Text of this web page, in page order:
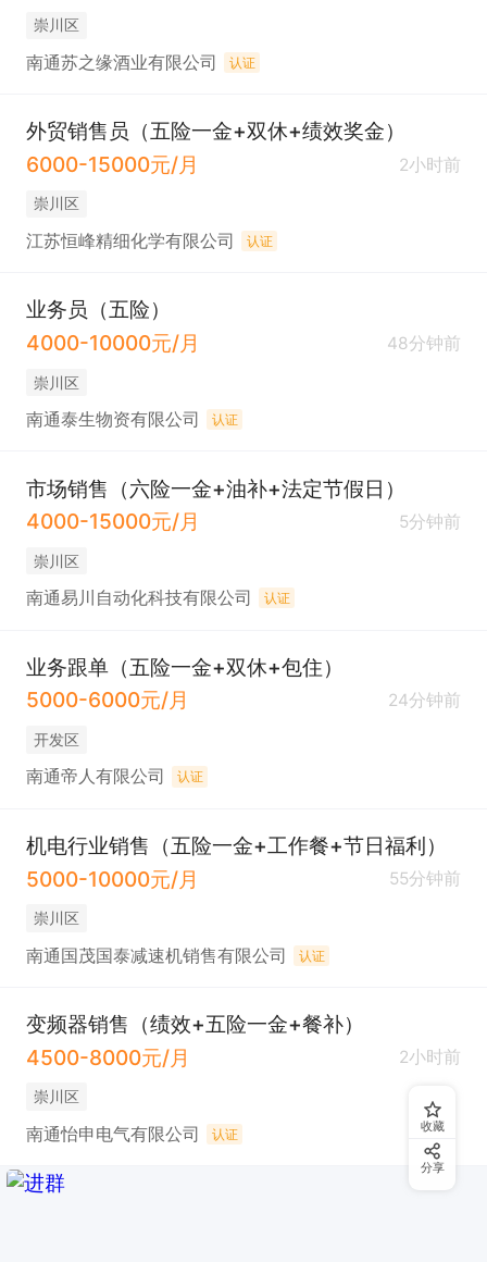
崇川区
南通苏之缘酒业有限公司 认证
外贸销售员（五险一金+双休+绩效奖金）
6000-15000元/月
2小时前
崇川区
江苏恒峰精细化学有限公司 认证
业务员（五险）
4000-10000元/月
48分钟前
崇川区
南通泰生物资有限公司 认证
市场销售（六险一金+油补+法定节假日）
4000-15000元/月
5分钟前
崇川区
南通易川自动化科技有限公司 认证
业务跟单（五险一金+双休+包住）
5000-6000元/月
24分钟前
开发区
南通帝人有限公司 认证
机电行业销售（五险一金+工作餐+节日福利）
5000-10000元/月
55分钟前
崇川区
南通国茂国泰减速机销售有限公司 认证
变频器销售（绩效+五险一金+餐补）
4500-8000元/月
2小时前
崇川区
南通怡申电气有限公司 认证 收藏
分享